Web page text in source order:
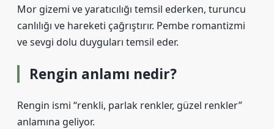
Mor gizemi ve yaratıcılığı temsil ederken, turuncu
canlılığı ve hareketi çağrıştırır. Pembe romantizmi
ve sevgi dolu duyguları temsil eder.
Rengin anlamı nedir?
Rengin ismi “renkli, parlak renkler, güzel renkler”
anlamına geliyor.